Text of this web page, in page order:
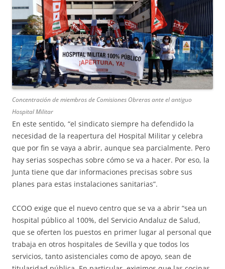
Concentración de miembros de Comisiones Obreras ante el antiguo
Hospital Militar
En este sentido, “el sindicato siempre ha defendido la
necesidad de la reapertura del Hospital Militar y celebra
que por fin se vaya a abrir, aunque sea parcialmente. Pero
hay serias sospechas sobre cómo se va a hacer. Por eso, la
Junta tiene que dar informaciones precisas sobre sus
planes para estas instalaciones sanitarias”.
CCOO exige que el nuevo centro que se va a abrir “sea un
hospital público al 100%, del Servicio Andaluz de Salud,
que se oferten los puestos en primer lugar al personal que
trabaja en otros hospitales de Sevilla y que todos los
servicios, tanto asistenciales como de apoyo, sean de